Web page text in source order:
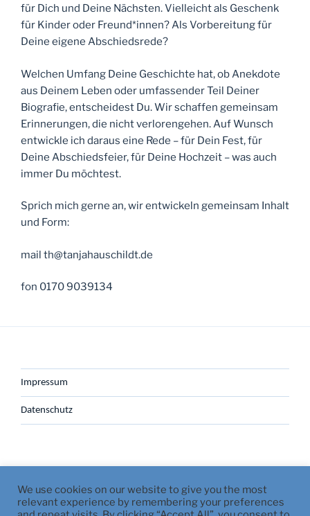
für Dich und Deine Nächsten. Vielleicht als Geschenk
für Kinder oder Freund*innen? Als Vorbereitung für
Deine eigene Abschiedsrede?
Welchen Umfang Deine Geschichte hat, ob Anekdote
aus Deinem Leben oder umfassender Teil Deiner
Biografie, entscheidest Du. Wir schaffen gemeinsam
Erinnerungen, die nicht verlorengehen. Auf Wunsch
entwickle ich daraus eine Rede – für Dein Fest, für
Deine Abschiedsfeier, für Deine Hochzeit – was auch
immer Du möchtest.
Sprich mich gerne an, wir entwickeln gemeinsam Inhalt
und Form:
mail th@tanjahauschildt.de
fon 0170 9039134
Impressum
Datenschutz
Facebook
LinkedIn
Instagram
We use cookies on our website to give you the most
relevant experience by remembering your preferences